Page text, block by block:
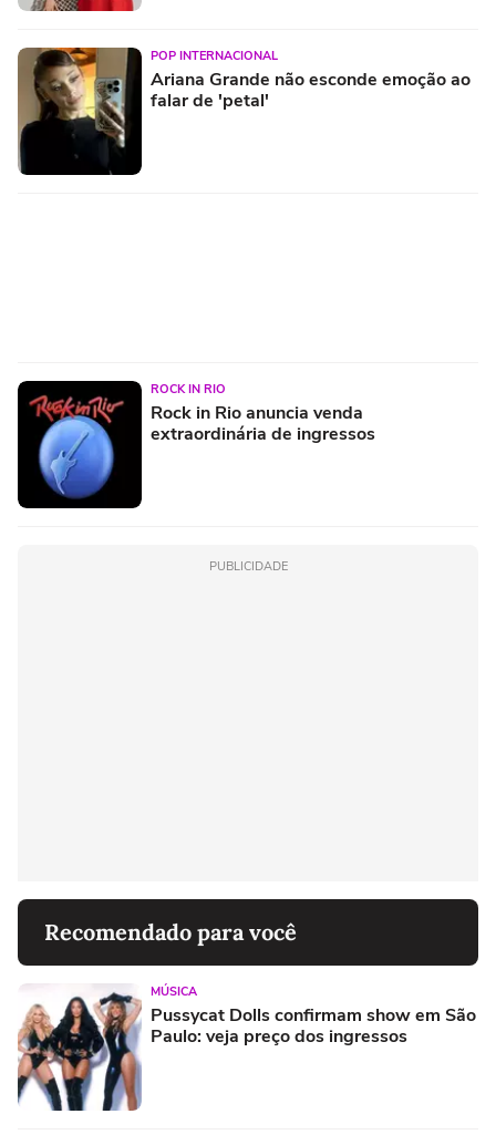
POP INTERNACIONAL
Ariana Grande não esconde emoção ao
falar de 'petal'
ROCK IN RIO
Rock in Rio anuncia venda
extraordinária de ingressos
PUBLICIDADE
Recomendado para você
MÚSICA
Pussycat Dolls confirmam show em São
Paulo: veja preço dos ingressos